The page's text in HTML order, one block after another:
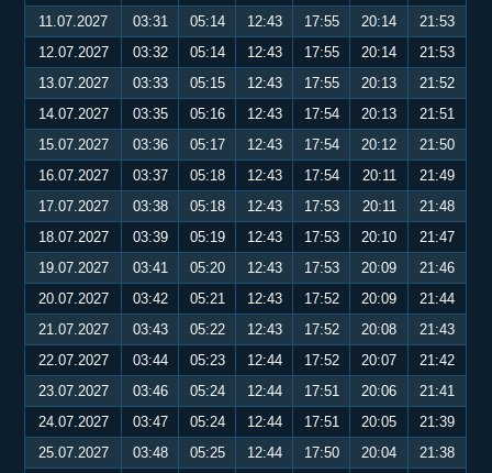
11.07.2027
03:31 05:14 12:43 17:55 20:14
21:53
12.07.2027
03:32 05:14 12:43 17:55 20:14
21:53
13.07.2027
03:33 05:15 12:43 17:55 20:13
21:52
14.07.2027
03:35 05:16 12:43 17:54 20:13
21:51
15.07.2027
03:36 05:17 12:43 17:54 20:12
21:50
16.07.2027
03:37 05:18 12:43 17:54 20:11
21:49
17.07.2027
03:38 05:18 12:43 17:53 20:11
21:48
18.07.2027
03:39 05:19 12:43 17:53 20:10
21:47
19.07.2027
03:41 05:20 12:43 17:53 20:09
21:46
20.07.2027
03:42 05:21 12:43 17:52 20:09
21:44
21.07.2027
03:43 05:22 12:43 17:52 20:08
21:43
22.07.2027
03:44 05:23 12:44 17:52 20:07
21:42
23.07.2027
03:46 05:24 12:44 17:51 20:06
21:41
24.07.2027
03:47 05:24 12:44 17:51 20:05
21:39
25.07.2027
03:48 05:25 12:44 17:50 20:04
21:38